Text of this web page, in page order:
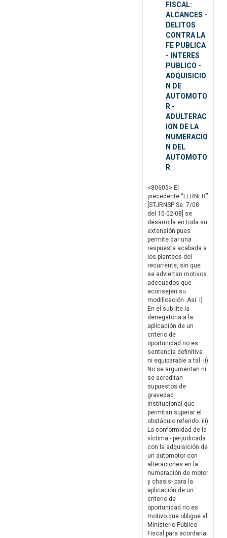
FISCAL:
ALCANCES -
DELITOS
CONTRA LA
FE PUBLICA
- INTERES
PUBLICO -
ADQUISICIO
N DE
AUTOMOTO
R -
ADULTERAC
ION DE LA
NUMERACIO
N DEL
AUTOMOTO
R
<80605> El
precedente “LERNER”
[STJRNSP Se. 7/08
del 15-02-08] se
desarrolla en toda su
extensión pues
permite dar una
respuesta acabada a
los planteos del
recurrente, sin que
se adviertan motivos
adecuados que
aconsejen su
modificación. Así: i)
En el sub lite la
denegatoria a la
aplicación de un
criterio de
oportunidad no es
sentencia definitiva
ni equiparable a tal. ii)
No se argumentan ni
se acreditan
supuestos de
gravedad
institucional que
permitan superar el
obstáculo referido. iii)
La conformidad de la
víctima - perjudicada
con la adquisición de
un automotor con
alteraciones en la
numeración de motor
y chasis- para la
aplicación de un
criterio de
oportunidad no es
motivo que obligue al
Ministerio Público
Fiscal para acordarla.